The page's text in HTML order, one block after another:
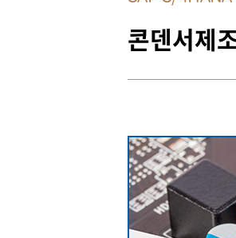
콘덴서제